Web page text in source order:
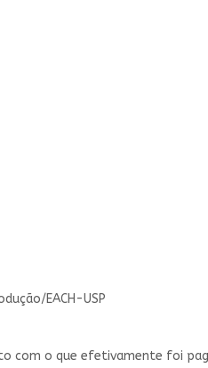
EACH-USP
com o que efetivamente foi